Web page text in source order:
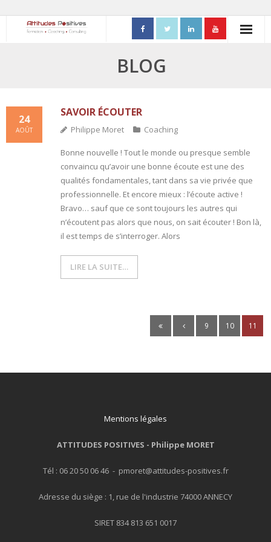
FORMATIONS
- Process Communication
- Adapter sa posture managériale
- Process Vente
- Triangle de Karpman
- Quality Teams
- Consulting
BLOG
SAVOIR ÉCOUTER
24
AOÛT Philippe Moret Coaching
Bonne nouvelle ! Tout le monde ou presque semble
convaincu qu’avoir une bonne écoute est une des
qualités fondamentales, tant dans sa vie privée que
professionnelle. Et encore mieux : l’écoute active !
Bravo… sauf que ce sont toujours les autres qui
n’écoutent pas alors que nous, on sait écouter ! Bon là,
il est temps de s’interroger. Alors
LIRE LA SUITE…
9 10 11
Mentions légales
ATTITUDES POSITIVES - Philippe MORET
Tél : 06 20 50 06 46 - pmoret@attitudes-positives.fr
Adresse du siège : 1, rue de l'industrie 74000 ANNECY
SIRET 834 813 651 0017